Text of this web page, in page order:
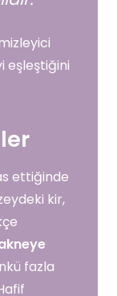
eşleştiğini
ettiğinde
kir,
fazla